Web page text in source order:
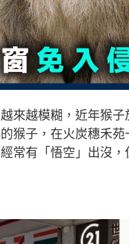
來越模糊，近年猴子
猴子，在火炭穗禾苑
常有「悟空」出沒，